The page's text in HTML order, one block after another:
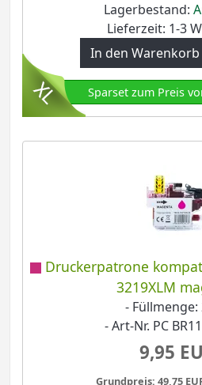
Lagerbestand:
Lieferzeit: 1-3
In den Warenkorb
Sparset zum Preis
Druckerpatrone
3219XLM
- Füllmenge:
- Art-Nr. PC
9,95
Grundpreis: 49,75